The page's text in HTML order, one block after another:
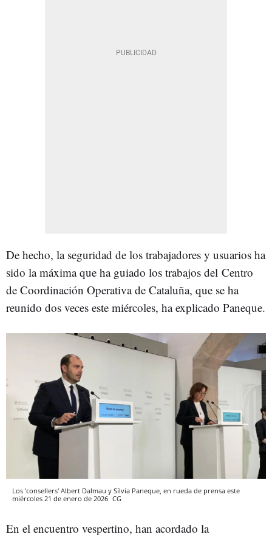
De hecho, la seguridad de los trabajadores y usuarios ha
sido la máxima que ha guiado los trabajos del Centro
de Coordinación Operativa de Cataluña, que se ha
reunido dos veces este miércoles, ha explicado Paneque.
Los 'consellers' Albert Dalmau y Sílvia Paneque, en rueda de prensa este
miércoles 21 de enero de 2026 CG
En el encuentro vespertino, han acordado la